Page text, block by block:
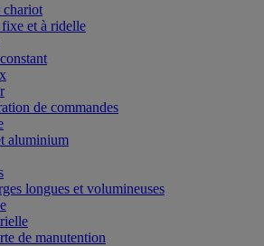
chariot
et à ridelle
de commandes
aluminium
longues et volumineuses
de manutention